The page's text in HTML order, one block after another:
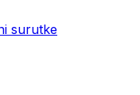
surutke